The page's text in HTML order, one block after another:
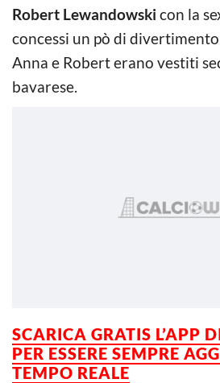
Robert Lewandowski con la
concessi un pò di
Anna e Robert erano vestiti
bavarese.
SCARICA GRATIS L’APP
PER ESSERE SEMPRE
TEMPO REALE